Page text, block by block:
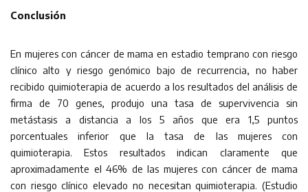
Conclusión
En mujeres con cáncer de mama en estadio temprano con riesgo
clínico alto y riesgo genómico bajo de recurrencia, no haber
recibido quimioterapia de acuerdo a los resultados del análisis de
firma de 70 genes, produjo una tasa de supervivencia sin
metástasis a distancia a los 5 años que era 1,5 puntos
porcentuales inferior que la tasa de las mujeres con
quimioterapia. Estos resultados indican claramente que
aproximadamente el 46% de las mujeres con cáncer de mama
con riesgo clínico elevado no necesitan quimioterapia. (Estudio